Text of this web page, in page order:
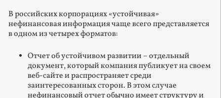
В российских корпорациях «устойчивая»
нефинансовая информация чаще всего представляется
в одном из четырех форматов:
Отчет об устойчивом развитии – отдельный
документ, который компания публикует на своем
веб-сайте и распространяет среди
заинтересованных сторон. В этом случае
нефинансовый отчет обычно имеет структуру и